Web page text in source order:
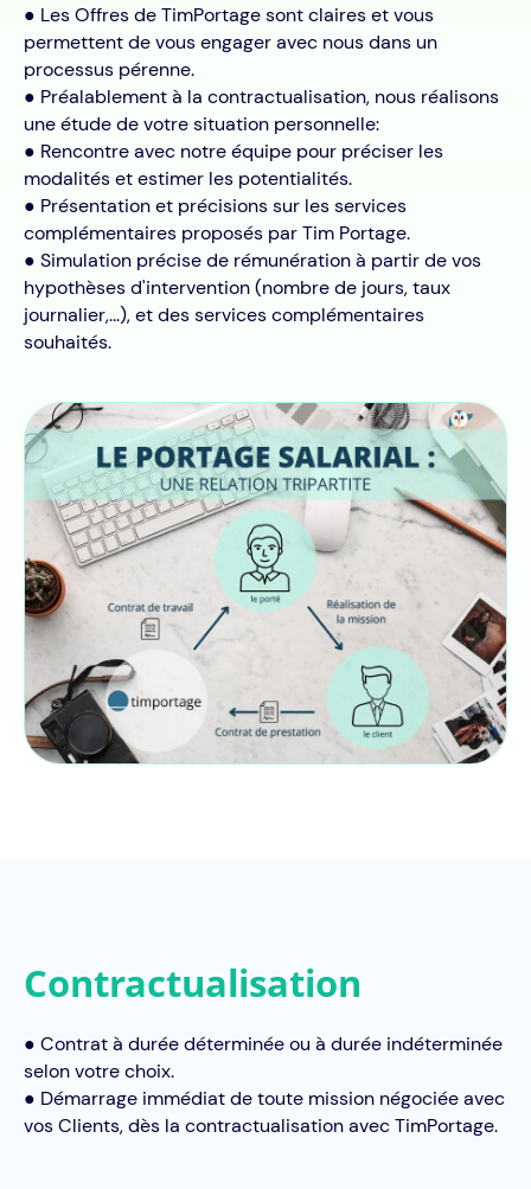
● Les Offres de TimPortage sont claires et vous
permettent de vous engager avec nous dans un
processus pérenne.
● Préalablement à la contractualisation, nous réalisons
une étude de votre situation personnelle:
● Rencontre avec notre équipe pour préciser les
modalités et estimer les potentialités.
● Présentation et précisions sur les services
complémentaires proposés par Tim Portage.
● Simulation précise de rémunération à partir de vos
hypothèses d'intervention (nombre de jours, taux
journalier,...), et des services complémentaires
souhaités.
Contractualisation
● Contrat à durée déterminée ou à durée indéterminée
selon votre choix.
● Démarrage immédiat de toute mission négociée avec
vos Clients, dès la contractualisation avec TimPortage.